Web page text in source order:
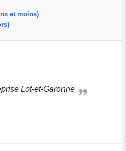
et moins)
Lot-et-Garonne